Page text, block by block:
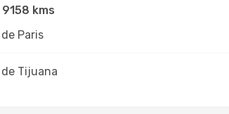
9158 kms
Paris
Tijuana